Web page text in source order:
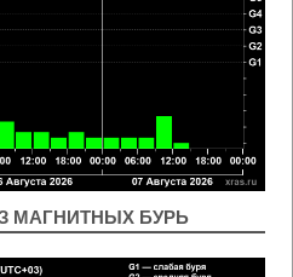
МАГНИТНЫХ БУРЬ